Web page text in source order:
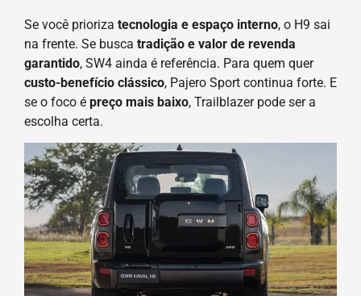
Se você prioriza tecnologia e espaço interno, o H9 sai
na frente. Se busca tradição e valor de revenda
garantido, SW4 ainda é referência. Para quem quer
custo-benefício clássico, Pajero Sport continua forte. E
se o foco é preço mais baixo, Trailblazer pode ser a
escolha certa.